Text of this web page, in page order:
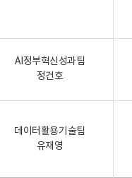
AI정부혁신성과팀
정건호
데이터활용기술팀
유재영